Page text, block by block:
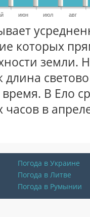
июн июл авг
которых
земли.
длина
В Ело
в
Погода в Украине
Погода в Литве
Погода в Румынии